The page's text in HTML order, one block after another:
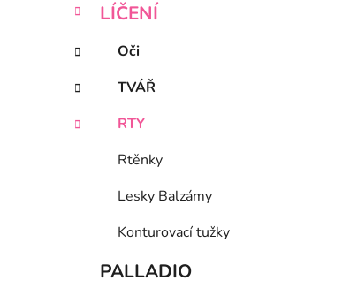
LÍČENÍ
Oči
TVÁŘ
RTY
Rtěnky
Lesky Balzámy
Konturovací tužky
PALLADIO